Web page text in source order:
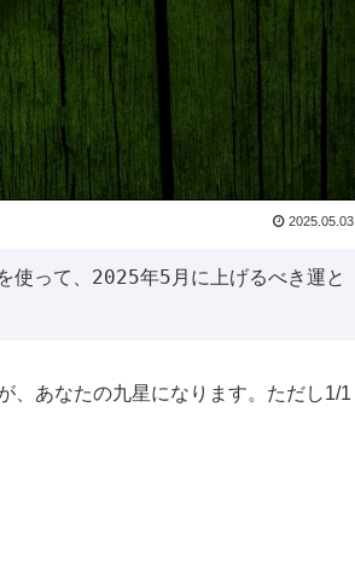
2025.05.03
使って、2025年5月に上げるべき運と
あなたの九星になります。ただし1/1